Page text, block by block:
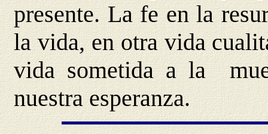
presente. La fe en la
la vida, en otra vida
vida sometida a la
nuestra esperanza.